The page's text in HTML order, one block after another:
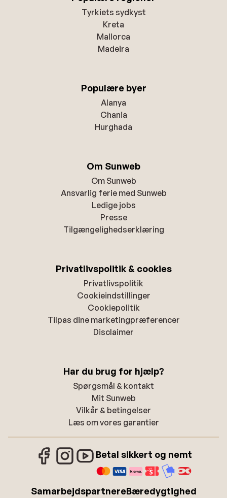
Tyrkiets sydkyst
Kreta
Mallorca
Madeira
Populære byer
Alanya
Chania
Hurghada
Om Sunweb
Om Sunweb
Ansvarlig ferie med Sunweb
Ledige jobs
Presse
Tilgængelighedserklæring
Privatlivspolitik & cookies
Privatlivspolitik
Cookieindstillinger
Cookiepolitik
Tilpas dine marketingpræferencer
Disclaimer
Har du brug for hjælp?
Spørgsmål & kontakt
Mit Sunweb
Vilkår & betingelser
Læs om vores garantier
Betal sikkert og nemt
SamarbejdspartnereBæredygtighed